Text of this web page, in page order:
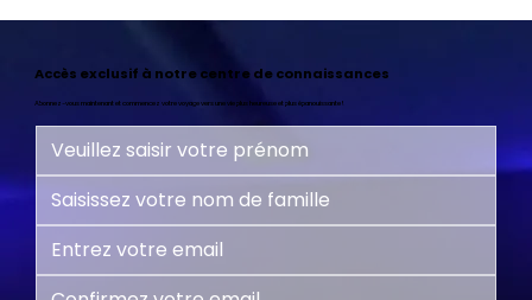
Accès exclusif à notre centre de connaissances
Abonnez-vous maintenant et commencez votre voyage vers une vie plus heureuse et plus épanouissante !